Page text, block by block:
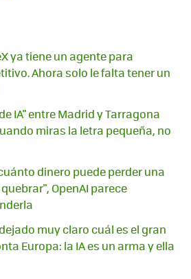
ya tiene un agente para
Ahora solo le falta tener un
IA" entre Madrid y Tarragona
miras la letra pequeña, no
dinero puede perder una
OpenAI parece
muy claro cuál es el gran
Europa: la IA es un arma y ella